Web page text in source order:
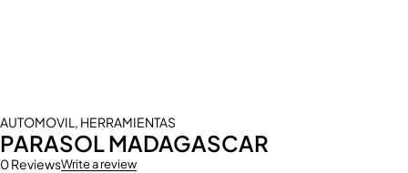
AUTOMOVIL , HERRAMIENTAS
PARASOL MADAGASCAR
0 ReviewsWrite a review